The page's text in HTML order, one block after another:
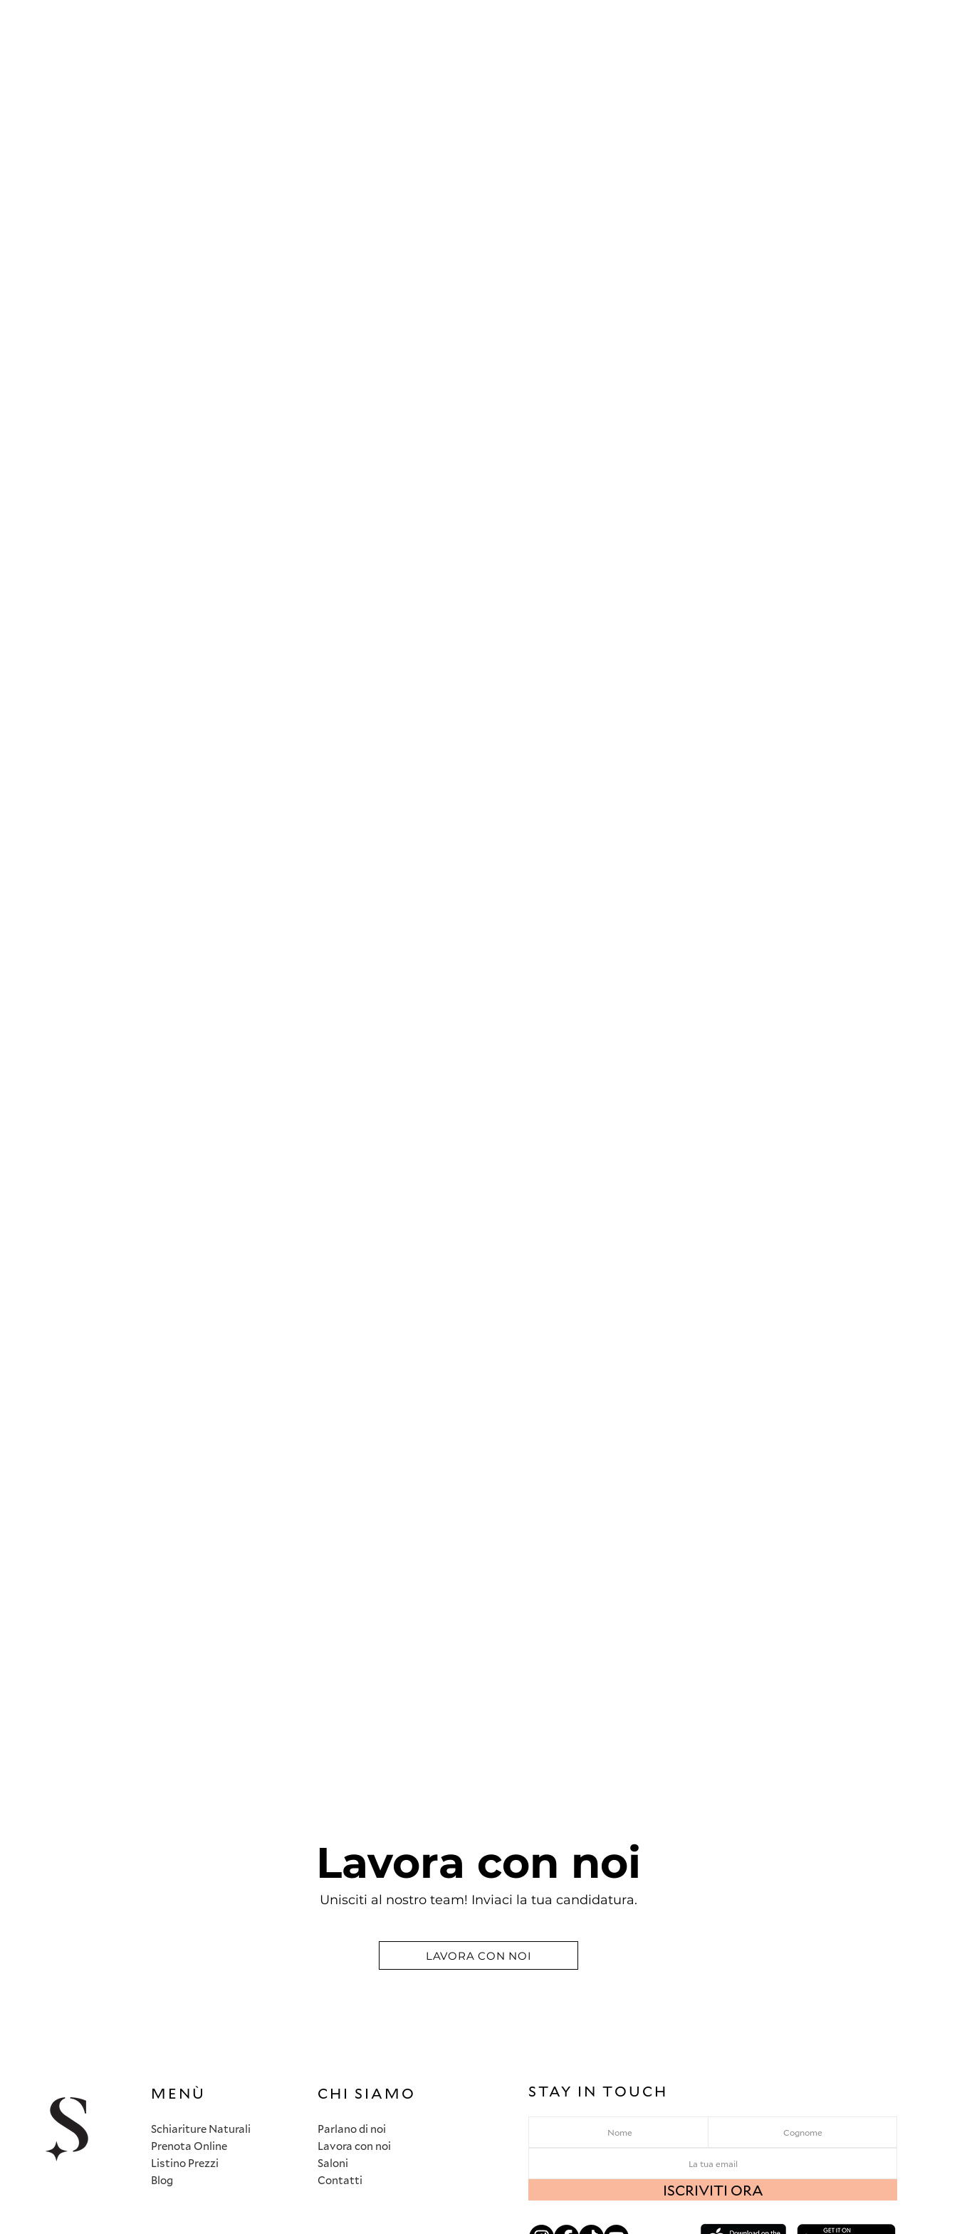
Lavora con noi
Unisciti al nostro team! Inviaci la tua candidatura.
LAVORA CON NOI
MENÙ
Schiariture Naturali
Prenota Online
Listino Prezzi
Blog
CHI SIAMO
Parlano di noi
Lavora con noi
Saloni
Contatti
STAY IN TOUCH
ISCRIVITI ORA